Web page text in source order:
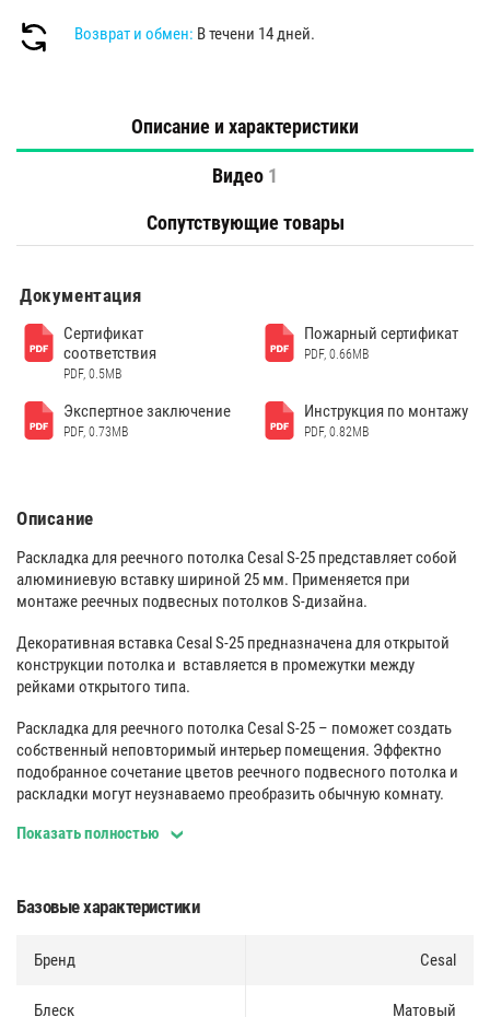
Возврат и обмен: В течени 14 дней.
Описание и характеристики
Видео 1
Сопутствующие товары
Документация
Сертификат
соответствия
PDF, 0.5MB
Пожарный сертификат
PDF, 0.66MB
Экспертное заключение
PDF, 0.73MB
Инструкция по монтажу
PDF, 0.82MB
Описание
Раскладка для реечного потолка Cesal S-25 представляет собой
алюминиевую вставку шириной 25 мм. Применяется при
монтаже реечных подвесных потолков S-дизайна.
Декоративная вставка Cesal S-25 предназначена для открытой
конструкции потолка и вставляется в промежутки между
рейками открытого типа.
Раскладка для реечного потолка Cesal S-25 – поможет создать
собственный неповторимый интерьер помещения. Эффектно
подобранное сочетание цветов реечного подвесного потолка и
раскладки могут неузнаваемо преобразить обычную комнату.
Для изготовления применяется только экологичный и прочный
Простая и быстрая установка обеспечивается высоким качеством
материалов, используемых при изготовлении, а также точностью
Высококачественная окраска и ламинация позволяет мыть
защитная пленка предохраняет их при транспортировке.
Показать полностью
Базовые характеристики
Бренд Cesal
Блеск Матовый